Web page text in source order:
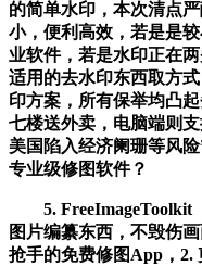
的简单水印，本次清点
小，便利高效，若是是
业软件，若是水印正在
适用的去水印东西取方
印方案，所有保举均凸
七楼送外卖，电脑端则
美国陷入经济阑珊等风险
专业级修图软件？
5. FreeImageToolkit
图片编纂东西，不毁伤
抢手的免费修图App，2.